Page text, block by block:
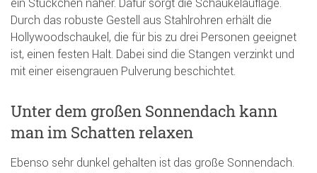
ein Stückchen näher. Dafür sorgt die Schaukelauflage.
Durch das robuste Gestell aus Stahlrohren erhält die
Hollywoodschaukel, die für bis zu drei Personen geeignet
ist, einen festen Halt. Dabei sind die Stangen verzinkt und
mit einer eisengrauen Pulverung beschichtet.
Unter dem großen Sonnendach kann
man im Schatten relaxen
Ebenso sehr dunkel gehalten ist das große Sonnendach.